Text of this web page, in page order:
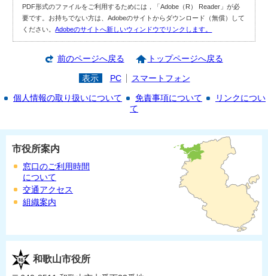
PDF形式のファイルをご利用するためには，「Adobe（R） Reader」が必
要です。お持ちでない方は、Adobeのサイトからダウンロード（無償）して
ください。Adobeのサイトへ新しいウィンドウでリンクします。
前のページへ戻る トップページへ戻る
表示 PC スマートフォン
個人情報の取り扱いについて 免責事項について
リンクについ
て
市役所案内
窓口のご利用時間
について
交通アクセス
組織案内
和歌山市役所